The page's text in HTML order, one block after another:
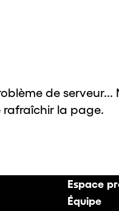
de
la page.
Espace
Équipe